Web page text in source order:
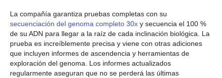
La compañía garantiza pruebas completas con su
secuenciación del genoma completo 30x y secuencia el 100 %
de su ADN para llegar a la raíz de cada inclinación biológica. La
prueba es increíblemente precisa y viene con otras adiciones
que incluyen informes de ascendencia y herramientas de
exploración del genoma. Los informes actualizados
regularmente aseguran que no se perderá las últimas